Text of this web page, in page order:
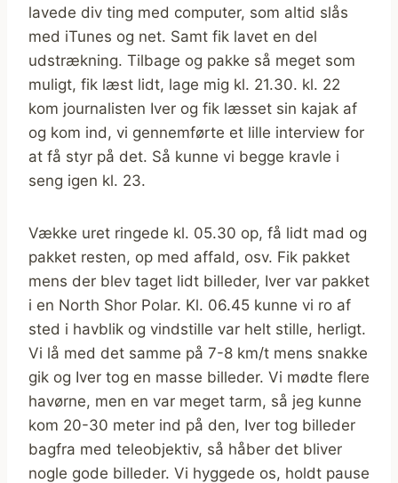
lavede div ting med computer, som altid slås
med iTunes og net. Samt fik lavet en del
udstrækning. Tilbage og pakke så meget som
muligt, fik læst lidt, lage mig kl. 21.30. kl. 22
kom journalisten Iver og fik læsset sin kajak af
og kom ind, vi gennemførte et lille interview for
at få styr på det. Så kunne vi begge kravle i
seng igen kl. 23.
Vække uret ringede kl. 05.30 op, få lidt mad og
pakket resten, op med affald, osv. Fik pakket
mens der blev taget lidt billeder, Iver var pakket
i en North Shor Polar. Kl. 06.45 kunne vi ro af
sted i havblik og vindstille var helt stille, herligt.
Vi lå med det samme på 7-8 km/t mens snakke
gik og Iver tog en masse billeder. Vi mødte flere
havørne, men en var meget tarm, så jeg kunne
kom 20-30 meter ind på den, Iver tog billeder
bagfra med teleobjektiv, så håber det bliver
nogle gode billeder. Vi hyggede os, holdt pause